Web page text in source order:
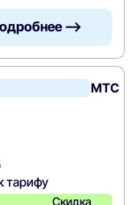
—>
МТС
тарифу
Скидка